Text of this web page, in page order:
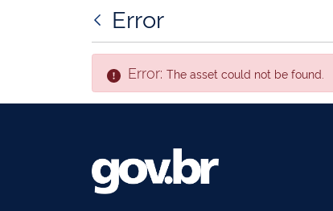
Error
Error: The asset could not be found.